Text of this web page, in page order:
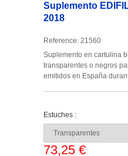
Suplemento
2018
Reference: 21560
Suplemento en cartulina
transparentes o negros
emitidos en España
Estuches :
73,25 €